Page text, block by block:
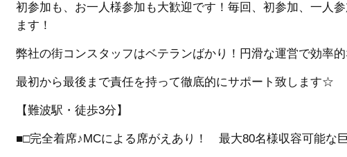
初参加も、お一人様参加も大歓迎です！毎回、初参加、一人
ます！
弊社の街コンスタッフはベテランばかり！円滑な運営で効率
最初から最後まで責任を持って徹底的にサポート致します☆
【難波駅・徒歩3分】
■□完全着席♪MCによる席がえあり！ 最大80名様収容可能な